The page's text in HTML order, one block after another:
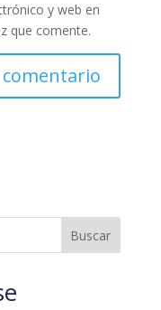
y web en
que comente.
Buscar